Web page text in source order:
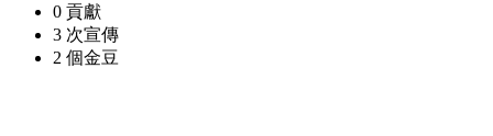
0 貢獻
3 次宣傳
2 個金豆